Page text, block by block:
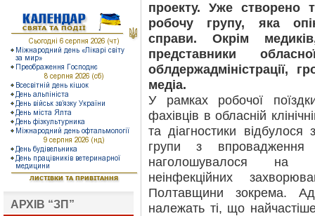
АРХІВ “ЗП”
проекту. Уже створено
робочу групу, яка
справи. Окрім
представники
облдержадміністрації,
медіа.
У рамках робочої
фахівців в обласній
та діагностики відбулося
групи з впровадження
наголошувалося на
неінфекційних
Полтавщини зокрема.
належать ті, що